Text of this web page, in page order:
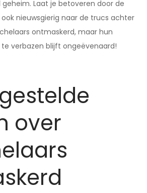
Laat je betoveren door de
nieuwsgierig naar de trucs achter
ontmaskerd, maar hun
verbazen blijft ongeëvenaard!
over